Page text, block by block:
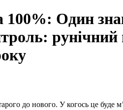
100%: Один